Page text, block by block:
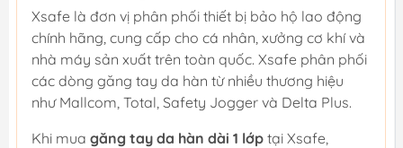
Xsafe là đơn vị phân phối thiết bị bảo hộ lao động
chính hãng, cung cấp cho cá nhân, xưởng cơ khí và
nhà máy sản xuất trên toàn quốc. Xsafe phân phối
các dòng găng tay da hàn từ nhiều thương hiệu
như Mallcom, Total, Safety Jogger và Delta Plus.
Khi mua găng tay da hàn dài 1 lớp tại Xsafe,